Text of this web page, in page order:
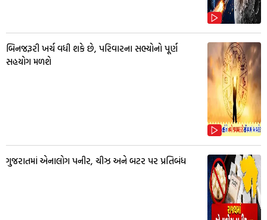
બિનજરૂરી ખર્ચ વધી શકે છે, પરિવારના સભ્યોનો પૂર્ણ
સહયોગ મળશે
ગુજરાતમાં એનાલોગ પનીર, ચીઝ અને બટર પર પ્રતિબંધ